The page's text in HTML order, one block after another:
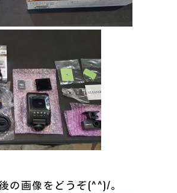
の画像をどうぞ(^^)/。